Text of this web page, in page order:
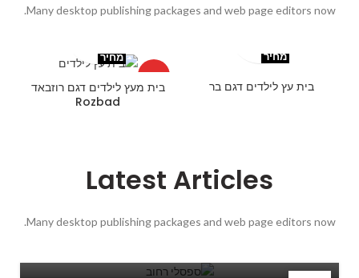
Many desktop publishing packages and web page editors now.
מחיר
בית עץ לילדים דגם בר
HOT
מחיר
בית מעץ לילדים דגם רוזבאד
Rozbad
Latest Articles
Many desktop publishing packages and web page editors now.
ריהוט רחוב
מאמרים
Admin
מאמרים